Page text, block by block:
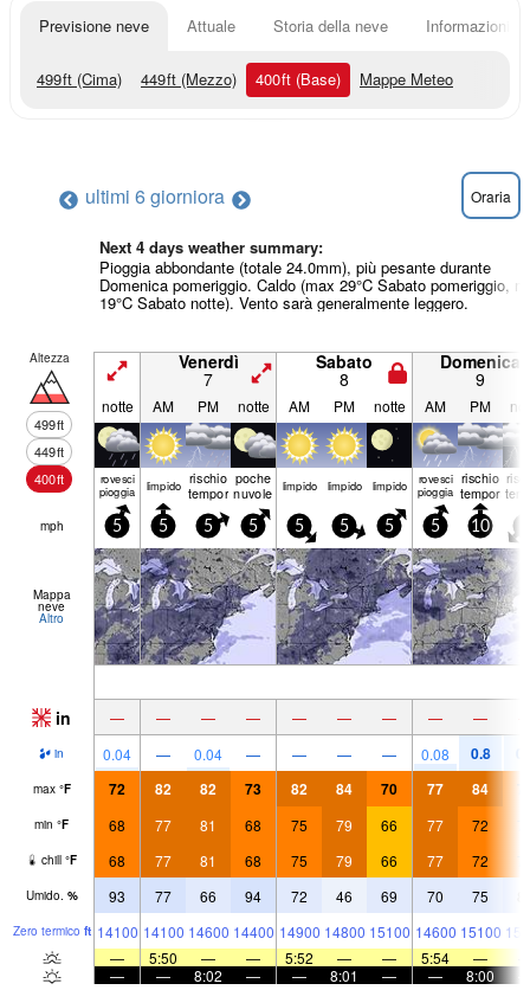
Previsione neve Attuale Storia della neve Informazioni
499ft (Cima) 449ft (Mezzo) 400ft (Base) Mappe Meteo
ultimi 6 giorniora Oraria
Next 4 days weather summary:
Pioggia abbondante (totale 24.0mm), più pesante durante
Domenica pomeriggio. Caldo (max 29°C Sabato pomeriggio,
19°C Sabato notte). Vento sarà generalmente leggero.
Altezza
499ft
449ft
400ft
Venerdì
7
Sabato
8
Domenica
9
notte AM PM notte AM PM notte AM PM
rovesci
pioggia limp­ido rischio
temporale
poche
nuvole limp­ido limp­ido limp­ido rovesci
pioggia
rischio
temporale
mph 5 5 5 5 5 5 5 5 10
Mappa
neve
Altro
in — — — — — — — — —
in 0.04 — 0.04 — — — — 0.08 0.8
max °F 72 82 82 73 82 84 70 77 84
min °F 68 77 81 68 75 79 66 77 72
chill °F 68 77 81 68 75 79 66 77 72
Umido. % 93 77 66 94 72 46 69 70 75
Zero termico ft 14100 14100 14600 14400 14900 14800 15100 14600 15100
—
5:50 — — 5:52 — — 5:54 —
—
— 8:02 — — 8:01 — — 8:00